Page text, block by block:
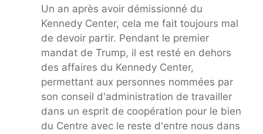
Un an après avoir démissionné du
Kennedy Center, cela me fait toujours mal
de devoir partir. Pendant le premier
mandat de Trump, il est resté en dehors
des affaires du Kennedy Center,
permettant aux personnes nommées par
son conseil d'administration de travailler
dans un esprit de coopération pour le bien
du Centre avec le reste d'entre nous dans